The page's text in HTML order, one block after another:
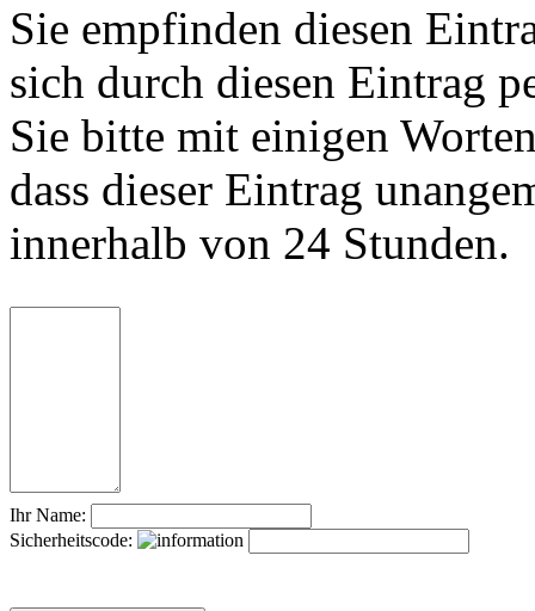
Sie empfinden diesen
sich durch diesen Eintrag
Sie bitte mit einigen
dass dieser Eintrag
innerhalb von 24 Stunden.
Ihr Name:
Sicherheitscode: